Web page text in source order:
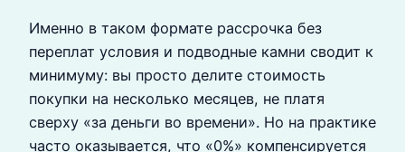
Именно в таком формате рассрочка без
переплат условия и подводные камни сводит к
минимуму: вы просто делите стоимость
покупки на несколько месяцев, не платя
сверху «за деньги во времени». Но на практике
часто оказывается, что «0%» компенсируется